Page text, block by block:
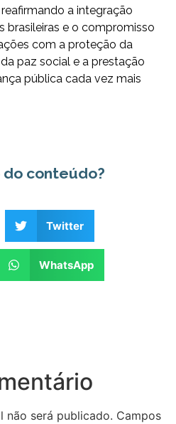
a integração
brasileiras e o compromisso
com a proteção da
paz social e a prestação
pública cada vez mais
conteúdo?
Twitter
WhatsApp
não será publicado. Campos